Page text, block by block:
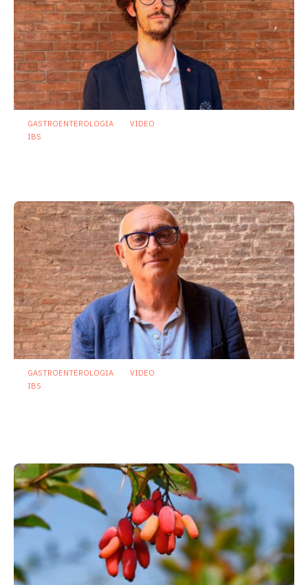
GASTROENTEROLOGIA
VIDEO
IBS
GASTROENTEROLOGIA
VIDEO
IBS